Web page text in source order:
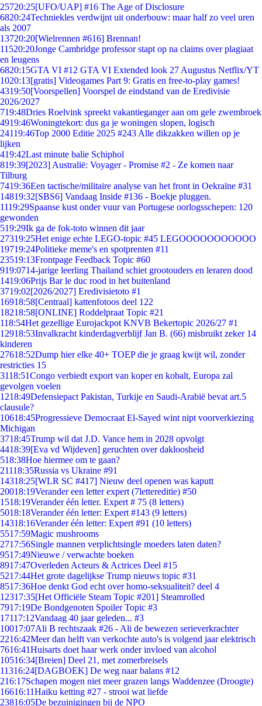
25720:25[UFO/UAP] #16 The Age of Disclosure
6820:24Techniekles verdwijnt uit onderbouw: maar half zo veel uren
als 2007
13720:20[Wielrennen #616] Brennan!
11520:20Jonge Cambridge professor stapt op na claims over plagiaat
en leugens
6820:15GTA VI #12 GTA VI Extended look 27 Augustus Netflix/YT
1020:13[gratis] Videogames Part 9: Gratis en free-to-play games!
4319:50[Voorspellen] Voorspel de eindstand van de Eredivisie
2026/2027
719:48Dries Roelvink spreekt vakantieganger aan om gele zwembroek
4919:46Woningtekort: dus ga je woningen slopen, logisch
24119:46Top 2000 Editie 2025 #243 Alle dikzakken willen op je
lijken
419:42Last minute balie Schiphol
819:39[2023] Australië: Voyager - Promise #2 - Ze komen naar
Tilburg
7419:36Een tactische/militaire analyse van het front in Oekraïne #31
14819:32[SBS6] Vandaag Inside #136 - Boekje pluggen.
1119:29Spaanse kust onder vuur van Portugese oorlogsschepen: 120
gewonden
519:29Ik ga de fok-toto winnen dit jaar
27319:25Het enige echte LEGO-topic #45 LEGOOOOOOOOOOO
19719:24Politieke meme's en spotprenten #11
23519:13Frontpage Feedback Topic #60
919:0714-jarige leerling Thailand schiet grootouders en leraren dood
1419:06Prijs Bar le duc rood in het buitenland
3719:02[2026/2027] Eredivisietoto #1
16918:58[Centraal] kattenfotoos deel 122
18218:58[ONLINE] Roddelpraat Topic #21
118:54Het gezellige Eurojackpot KNVB Bekertopic 2026/27 #1
12918:53Invalkracht kinderdagverblijf Jan B. (66) misbruikt zeker 14
kinderen
27618:52Dump hier elke 40+ TOEP die je graag kwijt wil, zonder
restricties 15
3118:51Congo verbiedt export van koper en kobalt, Europa zal
gevolgen voelen
1218:49Defensiepact Pakistan, Turkije en Saudi-Arabië bevat art.5
clausule?
10618:45Progressieve Democraat El-Sayed wint nipt voorverkiezing
Michigan
3718:45Trump wil dat J.D. Vance hem in 2028 opvolgt
4418:39[Eva vd Wijdeven] geruchten over dakloosheid
518:38Hoe hiermee om te gaan?
21118:35Russia vs Ukraine #91
14318:25[WLR SC #417] Nieuw deel openen was kaputt
20018:19Verander een letter expert (7lettereditie) #50
1518:19Verander één letter. Expert # 75 (8 letters)
5018:18Verander één letter: Expert #143 (9 letters)
14318:16Verander één letter: Expert #91 (10 letters)
5517:59Magic mushrooms
2717:56Single mannen verplichtsingle moeders laten daten?
9517:49Nieuwe / verwachte boeken
8917:47Overleden Acteurs & Actrices Deel #15
5217:44Het grote dagelijkse Trump nieuws topic #31
8517:36Hoe denkt God echt over homo-seksualiteit? deel 4
12317:35[Het Officiële Steam Topic #201] Steamrolled
7917:19De Bondgenoten Spoiler Topic #3
17117:12Vandaag 40 jaar geleden... #3
10017:07Ali B rechtszaak #26 - Ali de bewezen serieverkrachter
2216:42Meer dan helft van verkochte auto's is volgend jaar elektrisch
7616:41Huisarts doet haar werk onder invloed van alcohol
10516:34[Breien] Deel 21, met zomerbreisels
11316:24[DAGBOEK] De weg naar balans #12
216:17Schapen mogen niet meer grazen langs Waddenzee (Droogte)
16616:11Haiku ketting #27 - strooi wat liefde
23816:05De bezuinigingen bij de NPO